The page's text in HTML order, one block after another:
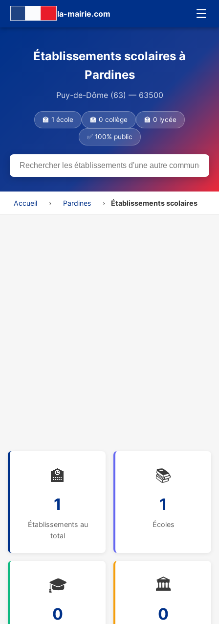
la-mairie.com ☰
Établissements scolaires à
Pardines
Puy-de-Dôme (63) — 63500
🏫 1 école 🏫 0 collège 🏫 0 lycée
✅ 100% public
Accueil › Pardines › Établissements scolaires
🏫
1
Établissements au
total
📚
1
Écoles
🎓
0
🏛️
0